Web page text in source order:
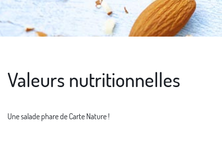
Valeurs nutritionnelles
Une salade phare de Carte Nature !